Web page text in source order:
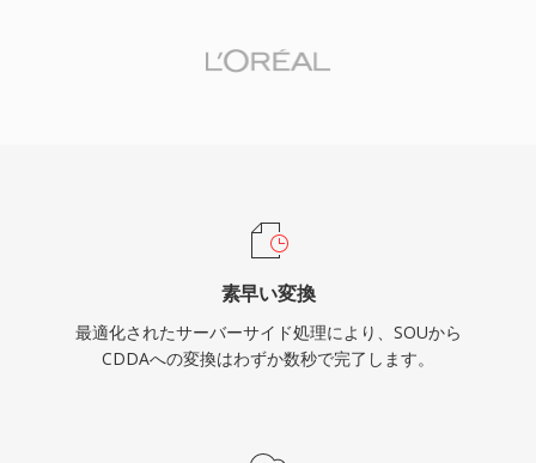
素早い変換
最適化されたサーバーサイド処理により、SOUから
CDDAへの変換はわずか数秒で完了します。